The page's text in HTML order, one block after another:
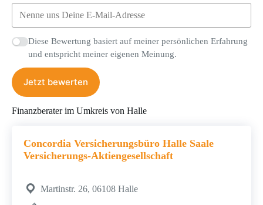
Diese Bewertung basiert auf meiner persönlichen Erfahrung
und entspricht meiner eigenen Meinung.
Jetzt bewerten
Finanzberater im Umkreis von Halle
Concordia Versicherungsbüro Halle Saale
Versicherungs-Aktiengesellschaft
Martinstr. 26, 06108 Halle